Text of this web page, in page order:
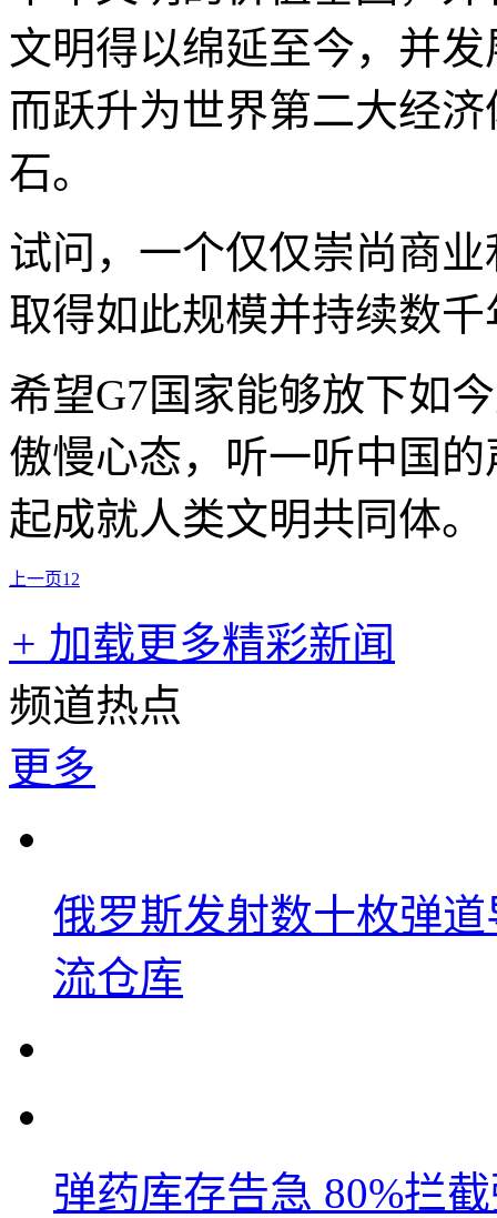
文明得以绵延至今，并
而跃升为世界第二大经
石。
试问，一个仅仅崇尚商
取得如此规模并持续数
希望G7国家能够放下如
傲慢心态，听一听中国
起成就人类文明共同体。
上一页1 2
+ 加载更多精彩新闻
频道热点
更多
俄罗斯发射数十枚弹
流仓库
弹药库存告急 80%拦